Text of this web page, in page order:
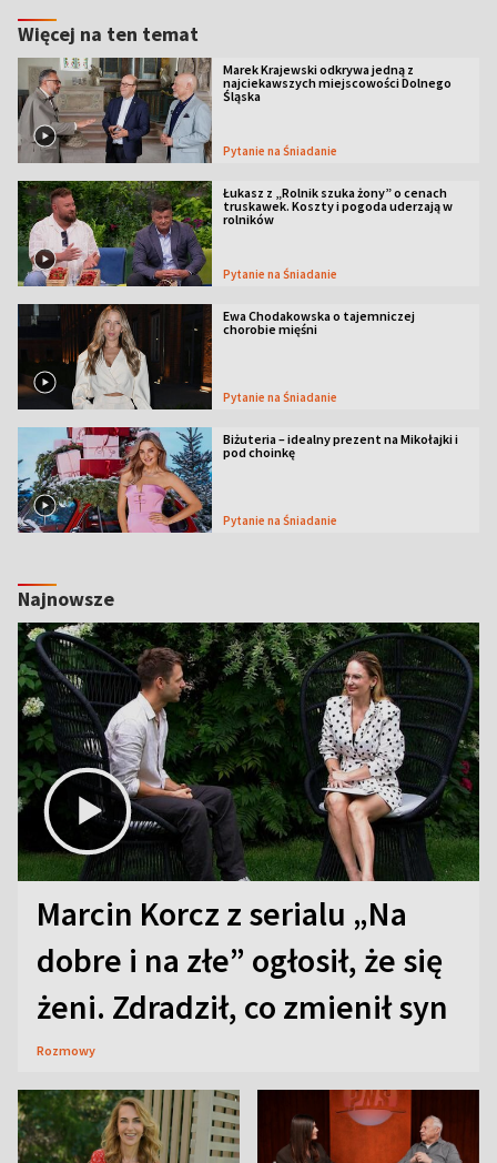
Więcej na ten temat
Marek Krajewski odkrywa jedną z
najciekawszych miejscowości Dolnego
Śląska
Pytanie na Śniadanie
Łukasz z „Rolnik szuka żony” o cenach
truskawek. Koszty i pogoda uderzają w
rolników
Pytanie na Śniadanie
Ewa Chodakowska o tajemniczej
chorobie mięśni
Pytanie na Śniadanie
Biżuteria – idealny prezent na Mikołajki i
pod choinkę
Pytanie na Śniadanie
Najnowsze
Marcin Korcz z serialu „Na
dobre i na złe” ogłosił, że się
żeni. Zdradził, co zmienił syn
Rozmowy